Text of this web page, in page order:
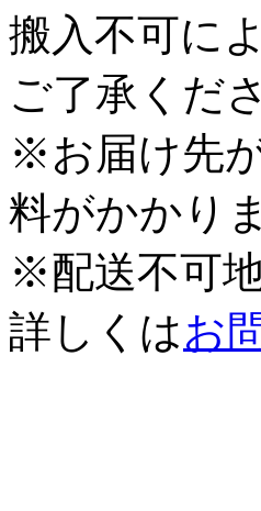
搬入不可に
ご了承くだ
※お届け先
料がかかり
※配送不可
詳しくはお